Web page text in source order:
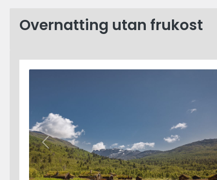
Overnatting utan frukost
Previous